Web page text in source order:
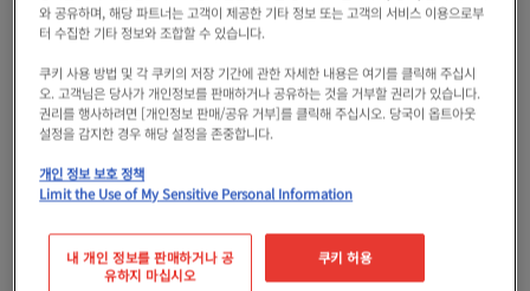
01. 요시노 스시
와 공유하며, 해당 파트너는 고객이 제공한 기타 정보 또는 고객의 서비스 이용으로부
터 수집한 기타 정보와 조합할 수 있습니다.
쿠키 사용 방법 및 각 쿠키의 저장 기간에 관한 자세한 내용은 여기를 클릭해 주십시
오. 고객님은 당사가 개인정보를 판매하거나 공유하는 것을 거부할 권리가 있습니다.
권리를 행사하려면 [개인정보 판매/공유 거부]를 클릭해 주십시오. 당국이 옵트아웃
설정을 감지한 경우 해당 설정을 존중합니다.
개인 정보 보호 정책
Limit the Use of My Sensitive Personal Information
내 개인 정보를 판매하거나 공
유하지 마십시오
쿠키 허용